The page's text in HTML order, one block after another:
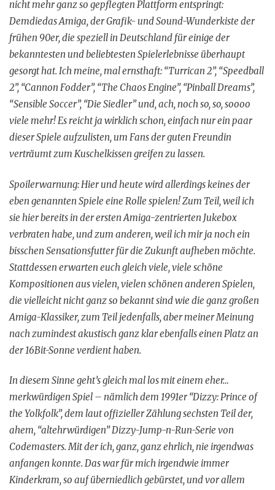
nicht mehr ganz so gepflegten Plattform entspringt:
Demdiedas Amiga, der Grafik- und Sound-Wunderkiste der
frühen 90er, die speziell in Deutschland für einige der
bekanntesten und beliebtesten Spielerlebnisse überhaupt
gesorgt hat. Ich meine, mal ernsthaft: “Turrican 2”, “Speedball
2”, “Cannon Fodder”, “The Chaos Engine”, “Pinball Dreams”,
“Sensible Soccer”, “Die Siedler” und, ach, noch so, so, soooo
viele mehr! Es reicht ja wirklich schon, einfach nur ein paar
dieser Spiele aufzulisten, um Fans der guten Freundin
verträumt zum Kuschelkissen greifen zu lassen.
Spoilerwarnung: Hier und heute wird allerdings keines der
eben genannten Spiele eine Rolle spielen! Zum Teil, weil ich
sie hier bereits in der ersten Amiga-zentrierten Jukebox
verbraten habe, und zum anderen, weil ich mir ja noch ein
bisschen Sensationsfutter für die Zukunft aufheben möchte.
Stattdessen erwarten euch gleich viele, viele schöne
Kompositionen aus vielen, vielen schönen anderen Spielen,
die vielleicht nicht ganz so bekannt sind wie die ganz großen
Amiga-Klassiker, zum Teil jedenfalls, aber meiner Meinung
nach zumindest akustisch ganz klar ebenfalls einen Platz an
der 16Bit-Sonne verdient haben.
In diesem Sinne geht’s gleich mal los mit einem eher…
merkwürdigen Spiel – nämlich dem 1991er “Dizzy: Prince of
the Yolkfolk”, dem laut offizieller Zählung sechsten Teil der,
ahem, “altehrwürdigen” Dizzy-Jump-n-Run-Serie von
Codemasters. Mit der ich, ganz, ganz ehrlich, nie irgendwas
anfangen konnte. Das war für mich irgendwie immer
Kinderkram, so auf überniedlich gebürstet, und vor allem